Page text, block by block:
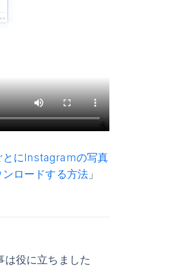
とにInstagramの写真
ロードする方法 」
は役に立ちました